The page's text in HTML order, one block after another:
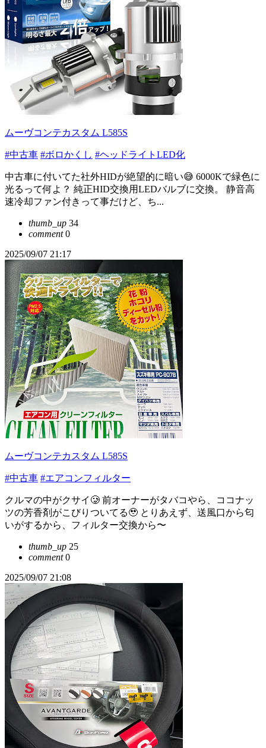
ムーヴコンテカスタム L585S
#中古車 #ボロかくし #ヘッドライトLED化
中古車に付いてた社外HIDが絶望的に暗い😅 6000Kで緑色に
光るって何よ？ 純正HID交換用LEDバルブに交換。 静音高
速冷却ファン付きって事だけど、ち...
thumb_up 34
comment0
2025/09/07 21:17
ムーヴコンテカスタム L585S
#中古車 #エアコンフィルター
クルマの中がクサイ🥲 前オーナーがタバコやら、ココナッ
ツの芳香剤がこびりついてる🥹 とりあえず、送風口から匂
いがするから、フィルター交換から〜
thumb_up 25
comment0
2025/09/07 21:08